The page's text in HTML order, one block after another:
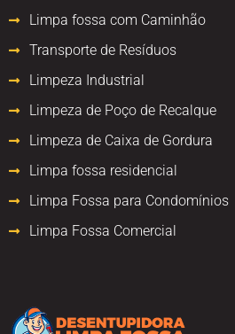
Limpa fossa com Caminhão
Transporte de Resíduos
Limpeza Industrial
Limpeza de Poço de Recalque
Limpeza de Caixa de Gordura
Limpa fossa residencial
Limpa Fossa para Condomínios
Limpa Fossa Comercial